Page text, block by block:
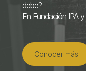
debe?
En Fundación IPA
Conocer más